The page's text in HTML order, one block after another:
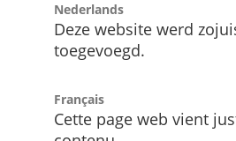
Nederlands
Deze website werd
toegevoegd.
Français
Cette page web vient